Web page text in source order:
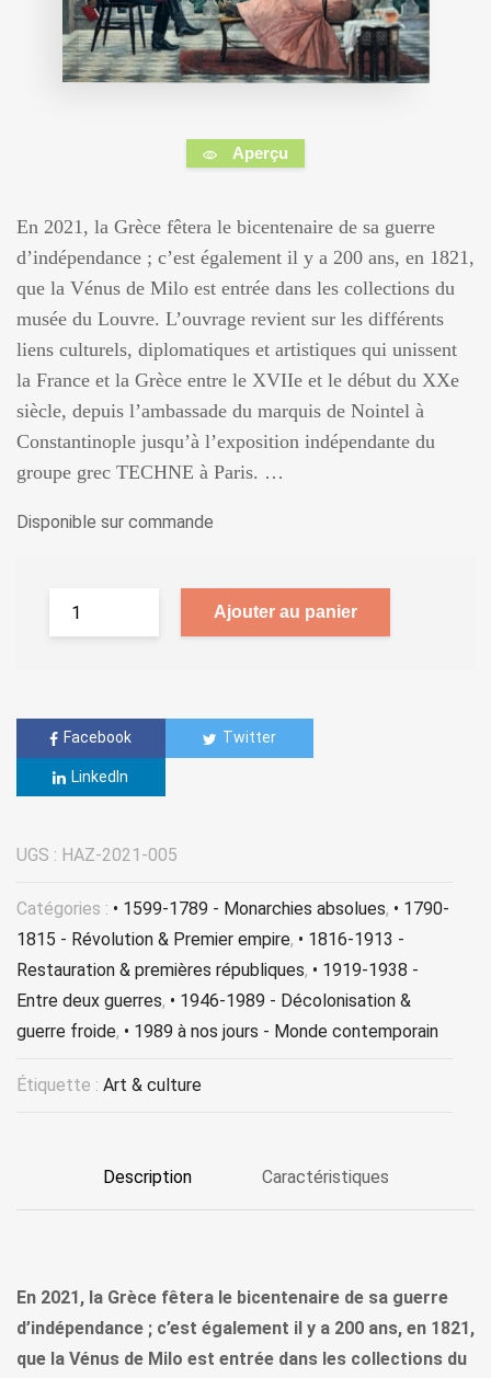
Aperçu
En 2021, la Grèce fêtera le bicentenaire de sa guerre
d’indépendance ; c’est également il y a 200 ans, en 1821,
que la Vénus de Milo est entrée dans les collections du
musée du Louvre. L’ouvrage revient sur les différents
liens culturels, diplomatiques et artistiques qui unissent
la France et la Grèce entre le XVIIe et le début du XXe
siècle, depuis l’ambassade du marquis de Nointel à
Constantinople jusqu’à l’exposition indépendante du
groupe grec TECHNE à Paris. …
Disponible sur commande
Ajouter au panier
Facebook Twitter
LinkedIn
UGS : HAZ-2021-005
Catégories : • 1599-1789 - Monarchies absolues, • 1790-
1815 - Révolution & Premier empire, • 1816-1913 -
Restauration & premières républiques, • 1919-1938 -
Entre deux guerres, • 1946-1989 - Décolonisation &
guerre froide, • 1989 à nos jours - Monde contemporain
Étiquette : Art & culture
Description Caractéristiques
En 2021, la Grèce fêtera le bicentenaire de sa guerre
d’indépendance ; c’est également il y a 200 ans, en 1821,
que la Vénus de Milo est entrée dans les collections du